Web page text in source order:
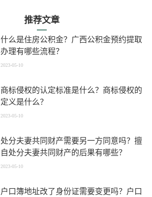
推荐文章
什么是住房公积金？广西公积金预约提取
办理有哪些流程？
2023-05-10
商标侵权的认定标准是什么？商标侵权的
定义是什么？
2023-05-10
处分夫妻共同财产需要另一方同意吗？擅
自处分夫妻共同财产的后果有哪些？
2023-05-10
户口簿地址改了身份证需要变更吗？户口